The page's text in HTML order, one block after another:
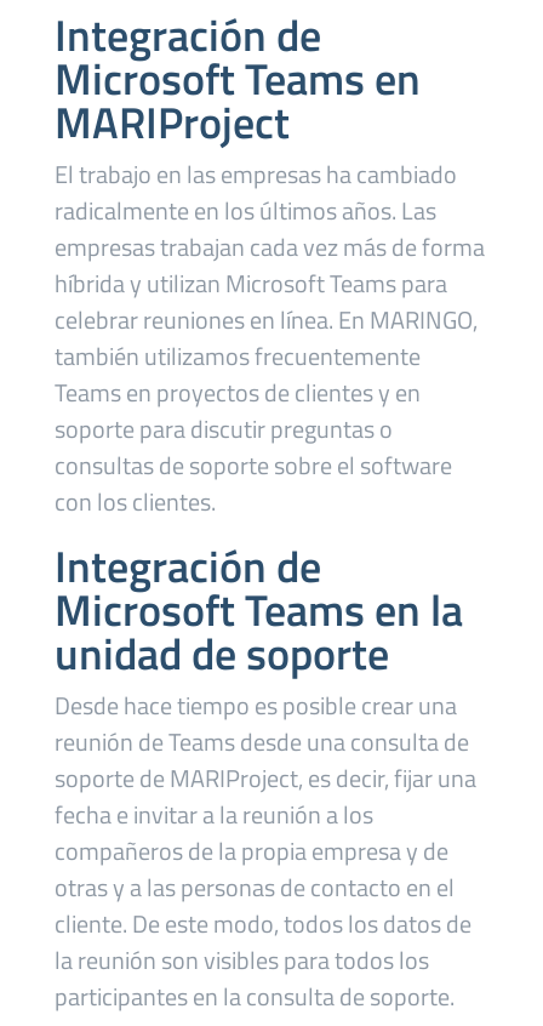
Integración de
Microsoft Teams en
MARIProject
El trabajo en las empresas ha cambiado
radicalmente en los últimos años. Las
empresas trabajan cada vez más de forma
híbrida y utilizan Microsoft Teams para
celebrar reuniones en línea. En MARINGO,
también utilizamos frecuentemente
Teams en proyectos de clientes y en
soporte para discutir preguntas o
consultas de soporte sobre el software
con los clientes.
Integración de
Microsoft Teams en la
unidad de soporte
Desde hace tiempo es posible crear una
reunión de Teams desde una consulta de
soporte de MARIProject, es decir, fijar una
fecha e invitar a la reunión a los
compañeros de la propia empresa y de
otras y a las personas de contacto en el
cliente. De este modo, todos los datos de
la reunión son visibles para todos los
participantes en la consulta de soporte.